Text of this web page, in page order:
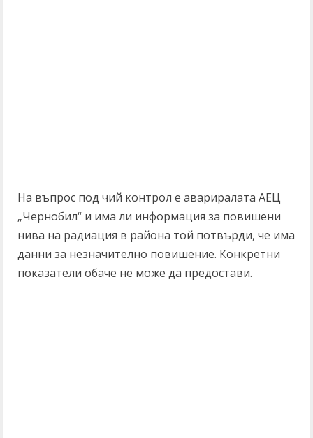
На въпрос под чий контрол е авариралата АЕЦ
„Чернобил“ и има ли информация за повишени
нива на радиация в района той потвърди, че има
данни за незначително повишение. Конкретни
показатели обаче не може да предостави.